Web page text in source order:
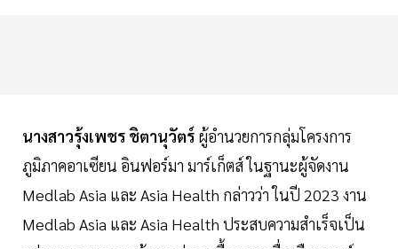
นางสาวรุ้งเพชร ชิตานุวัตร์ ผู้อำนวยการกลุ่มโครงการ
ภูมิภาคอาเซียน อินฟอร์มา มาร์เก็ตส์ ในฐานะผู้จัดงาน
Medlab Asia และ Asia Health กล่าวว่า ในปี 2023 งาน
Medlab Asia และ Asia Health ประสบความสำเร็จเป็น